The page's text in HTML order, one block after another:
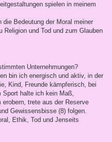
spielen in meinem
Bedeutung der Moral meiner
Religion und Tod und zum Glauben
Unternehmungen?
bin ich energisch und aktiv, in der
Kind, Freunde kämpferisch, bei
Sport halte ich kein Maß,
trete aus der Reserve
Gewissensbisse (8) folgen.
Ethik, Tod und Jenseits